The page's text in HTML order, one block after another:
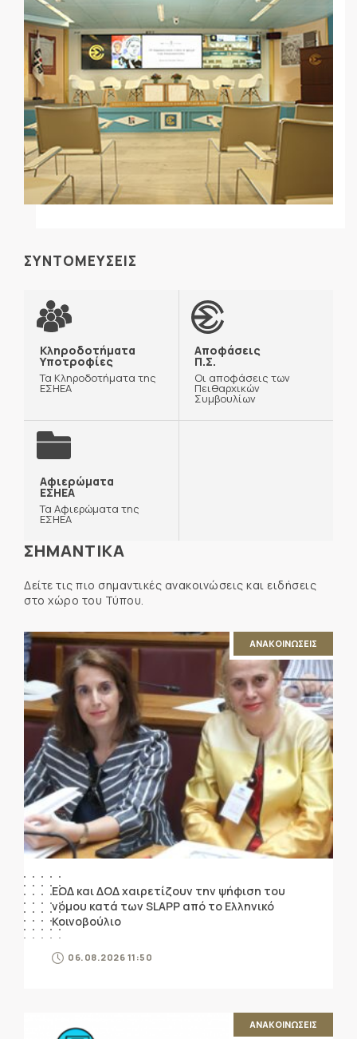
ΣΥΝΤΟΜΕΥΣΕΙΣ
Κληροδοτήματα
Υποτροφίες
Τα Κληροδοτήματα της
ΕΣΗΕΑ
Αποφάσεις
Π.Σ.
Οι αποφάσεις των
Πειθαρχικών
Συμβουλίων
Αφιερώματα
ΕΣΗΕΑ
Τα Αφιερώματα της
ΕΣΗΕΑ
ΣΗΜΑΝΤΙΚΑ
Δείτε τις πιο σημαντικές ανακοινώσεις και ειδήσεις
στο χώρο του Τύπου.
ΑΝΑΚΟΙΝΩΣΕΙΣ
ΕΟΔ και ΔΟΔ χαιρετίζουν την ψήφιση του
νόμου κατά των SLAPP από το Ελληνικό
Κοινοβούλιο
06.08.2026 11:50
ΑΝΑΚΟΙΝΩΣΕΙΣ